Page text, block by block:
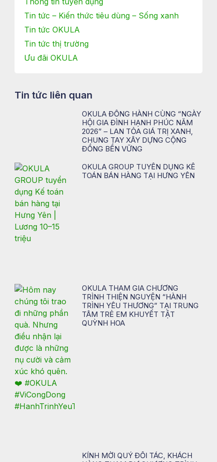
Tin tức – Kiến thức tiêu dùng – Sống xanh
Tin tức OKULA
Tin tức thị trường
Ưu đãi OKULA
Tin tức liên quan
OKULA ĐỒNG HÀNH CÙNG “NGÀY
HỘI GIA ĐÌNH HẠNH PHÚC NĂM
2026” – LAN TỎA GIÁ TRỊ XANH,
CHUNG TAY XÂY DỰNG CỘNG
ĐỒNG BỀN VỮNG
OKULA GROUP TUYỂN DỤNG KẾ
TOÁN BÁN HÀNG TẠI HƯNG YÊN
OKULA THAM GIA CHƯƠNG
TRÌNH THIỆN NGUYỆN “HÀNH
TRÌNH YÊU THƯƠNG” TẠI TRUNG
TÂM TRẺ EM KHUYẾT TẬT
QUỲNH HOA
KÍNH MỜI QUÝ ĐỐI TÁC, KHÁCH